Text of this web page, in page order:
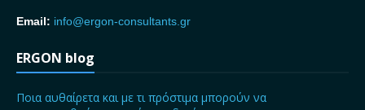
Email: info@ergon-consultants.gr
ERGON blog
Ποια αυθαίρετα και με τι πρόστιμα μπορούν να